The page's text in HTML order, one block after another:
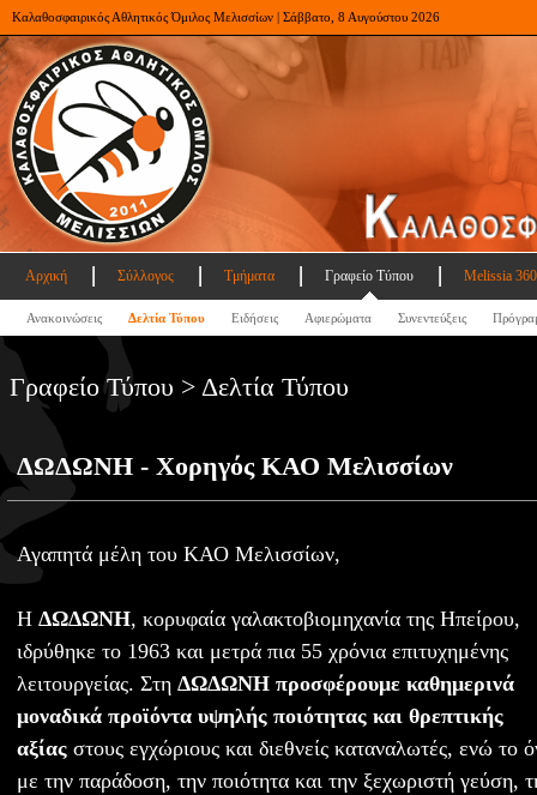
Καλαθοσφαιρικός Αθλητικός Όμιλος Μελισσίων | Σάββατο, 8 Αυγούστου 2026
Αρχική Σύλλογος Τμήματα Γραφείο Τύπου Melissia
Ανακοινώσεις Δελτία Τύπου Ειδήσεις Αφιερώματα Συνεντεύξεις
Γραφείο Τύπου > Δελτία Τύπου
ΔΩΔΩΝΗ - Χορηγός ΚΑΟ Μελισσίων
Αγαπητά μέλη του ΚΑΟ Μελισσίων,
Η ΔΩΔΩΝΗ, κορυφαία γαλακτοβιομηχανία της Ηπείρου,
ιδρύθηκε το 1963 και μετρά πια 55 χρόνια επιτυχημένης
λειτουργείας. Στη ΔΩΔΩΝΗ προσφέρουμε καθημερινά
μοναδικά προϊόντα υψηλής ποιότητας και θρεπτικής
αξίας στους εγχώριους και διεθνείς καταναλωτές, ενώ το
με την παράδοση, την ποιότητα και την ξεχωριστή γεύση,